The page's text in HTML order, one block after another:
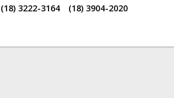
(18) 3222-3164 (18) 3904-2020